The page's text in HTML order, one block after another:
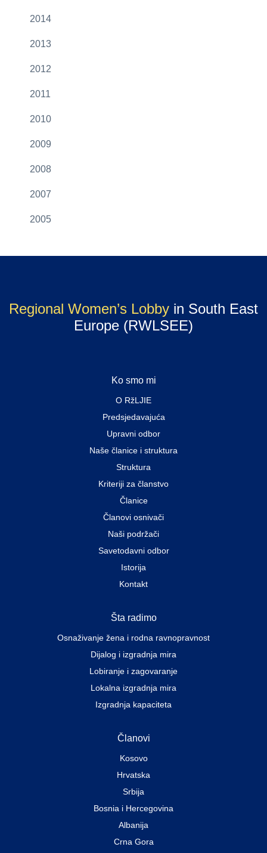
2014
2013
2012
2011
2010
2009
2008
2007
2005
Regional Women’s Lobby in South East
Europe (RWLSEE)
Ko smo mi
O RžLJIE
Predsjedavajuća
Upravni odbor
Naše članice i struktura
Struktura
Kriteriji za članstvo
Članice
Članovi osnivači
Naši podržači
Savetodavni odbor
Istorija
Kontakt
Šta radimo
Osnaživanje žena i rodna ravnopravnost
Dijalog i izgradnja mira
Lobiranje i zagovaranje
Lokalna izgradnja mira
Izgradnja kapaciteta
Članovi
Kosovo
Hrvatska
Srbija
Bosnia i Hercegovina
Albanija
Crna Gora